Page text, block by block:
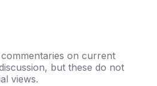
on current
but these do not
views.